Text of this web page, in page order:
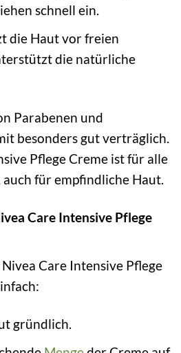
schnell ein.
die Haut vor freien
die natürliche
Parabenen und
besonders gut verträglich.
Pflege Creme ist für alle
für empfindliche Haut.
Care Intensive Pflege
Care Intensive Pflege
gründlich.